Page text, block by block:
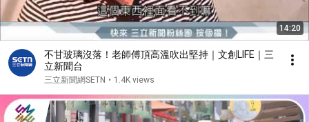
14:20
不甘玻璃沒落！老師傅頂高溫吹出堅持｜文創LIFE｜三
立新聞台
三立新聞網SETN • 1.4K views